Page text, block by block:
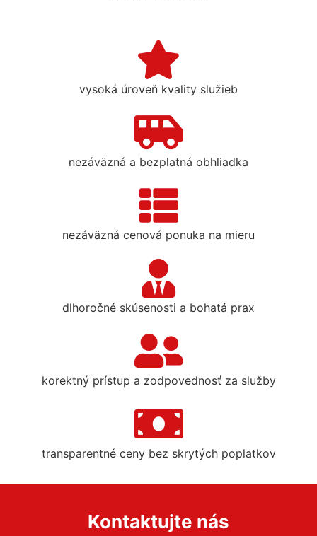
vysoká úroveň kvality služieb
nezáväzná a bezplatná obhliadka
nezáväzná cenová ponuka na mieru
dlhoročné skúsenosti a bohatá prax
korektný prístup a zodpovednosť za služby
transparentné ceny bez skrytých poplatkov
Kontaktujte nás